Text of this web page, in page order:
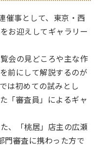
催事として、東京・西
お迎えしてギャラリー
会の見どころや主な作
前にして解説するのが
は初めての試みとし
「審査員」によるギャ
、「桃居」店主の広瀬
門審査に携わった方で